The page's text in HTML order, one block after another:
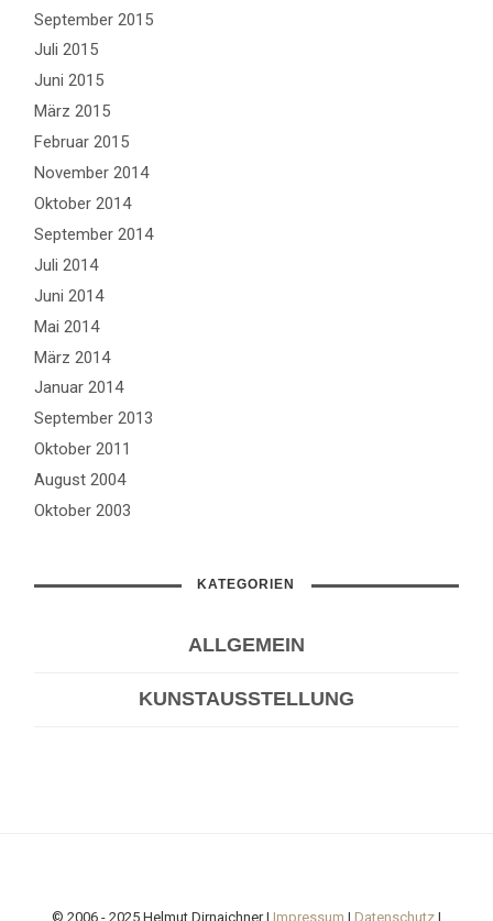
September 2015
Juli 2015
Juni 2015
März 2015
Februar 2015
November 2014
Oktober 2014
September 2014
Juli 2014
Juni 2014
Mai 2014
März 2014
Januar 2014
September 2013
Oktober 2011
August 2004
Oktober 2003
KATEGORIEN
ALLGEMEIN
KUNSTAUSSTELLUNG
© 2006 - 2025 Helmut Dirnaichner | Impressum | Datenschutz|